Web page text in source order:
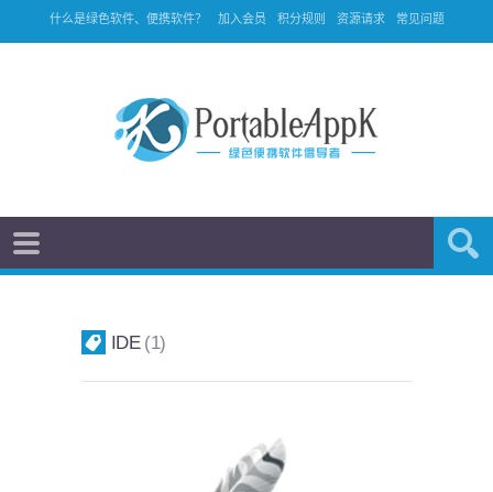
什么是绿色软件、便携软件？ 加入会员 积分规则 资源请求 常见问题
IDE 1